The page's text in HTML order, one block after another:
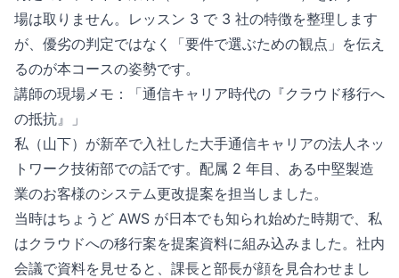
場は取りません。レッスン 3 で 3 社の特徴を整理します
が、優劣の判定ではなく「要件で選ぶための観点」を伝え
るのが本コースの姿勢です。
講師の現場メモ：「通信キャリア時代の『クラウド移行へ
の抵抗』」
私（山下）が新卒で入社した大手通信キャリアの法人ネッ
トワーク技術部での話です。配属 2 年目、ある中堅製造
業のお客様のシステム更改提案を担当しました。
当時はちょうど AWS が日本でも知られ始めた時期で、私
はクラウドへの移行案を提案資料に組み込みました。社内
会議で資料を見せると、課長と部長が顔を見合わせまし